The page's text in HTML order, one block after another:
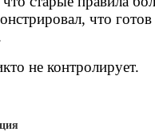
что
не контролирует.